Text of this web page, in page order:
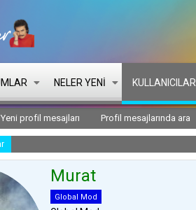
NELER YENI KULLANICILAR
Yeni profil mesajları Profil mesajlarında ara
Murat
Global Mod